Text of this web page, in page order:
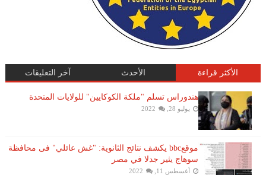
الأكثر قراءة الأحدث آخر التعليقات
هندوراس تسلم "ملكة الكوكايين" للولايات المتحدة
يوليو 28, 2022
موقعbbc يكشف نتائج الثانوية: "غش عائلي" فى محافظة
سوهاج يثير جدلا في مصر
أغسطس 11, 2022